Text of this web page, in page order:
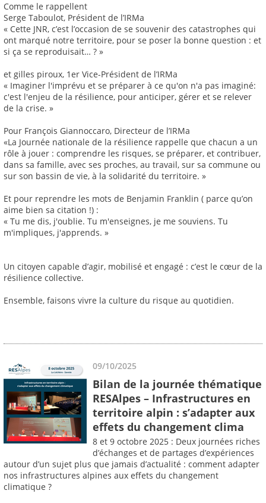
Comme le rappellent
Serge Taboulot, Président de l’IRMa
« Cette JNR, c’est l’occasion de se souvenir des catastrophes qui
ont marqué notre territoire, pour se poser la bonne question : et
si ça se reproduisait… ? »
et gilles piroux, 1er Vice-Président de l’IRMa
« Imaginer l'imprévu et se préparer à ce qu'on n'a pas imaginé:
c'est l'enjeu de la résilience, pour anticiper, gérer et se relever
de la crise. »
Pour François Giannoccaro, Directeur de l’IRMa
«La Journée nationale de la résilience rappelle que chacun a un
rôle à jouer : comprendre les risques, se préparer, et contribuer,
dans sa famille, avec ses proches, au travail, sur sa commune ou
sur son bassin de vie, à la solidarité du territoire. »
Et pour reprendre les mots de Benjamin Franklin ( parce qu’on
aime bien sa citation !) :
« Tu me dis, j'oublie. Tu m'enseignes, je me souviens. Tu
m'impliques, j'apprends. »
Un citoyen capable d’agir, mobilisé et engagé : c’est le cœur de la
résilience collective.
Ensemble, faisons vivre la culture du risque au quotidien.
09/10/2025
Bilan de la journée thématique
RESAlpes – Infrastructures en
territoire alpin : s’adapter aux
effets du changement clima
8 et 9 octobre 2025 : Deux journées riches
d’échanges et de partages d’expériences
autour d’un sujet plus que jamais d’actualité : comment adapter
nos infrastructures alpines aux effets du changement
climatique ?